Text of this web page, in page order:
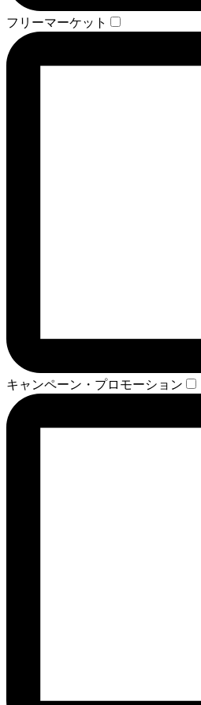
フリーマーケット
キャンペーン・プロモーション